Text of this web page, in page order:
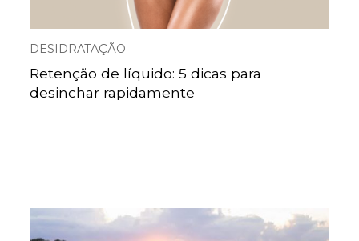
DESIDRATAÇÃO
Retenção de líquido: 5 dicas para
desinchar rapidamente